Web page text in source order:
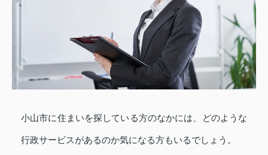
小山市に住まいを探している方のなかには、どのような
行政サービスがあるのか気になる方もいるでしょう。